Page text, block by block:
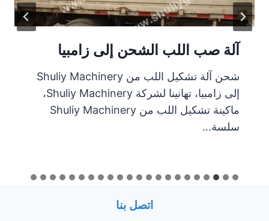
آلة صينية البيض Shuliy في الأردن
التاريخ: 26 يناير 2024، طلب عميل من
مجهزة بـ...
اتصل بنا